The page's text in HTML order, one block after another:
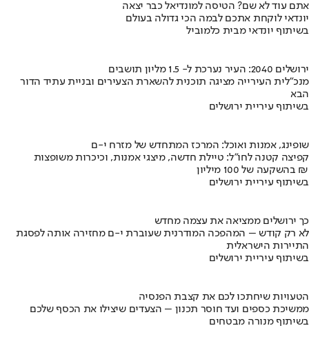
אתם עוד לא שם? הטיסה למונדיאל כבר יצאה
יונדאי לוקחת אתכם לבמה הכי גדולה בעולם
בשיתוף יונדאי מבית כלמוביל
ירושלים 2040: העיר נערכת ל- 1.5 מליון תושבים
מנכ"לית העירייה מציגה תוכנית להשארת הצעירים ובניית עתיד הדור
הבא
בשיתוף עיריית ירושלים
שופינג, אמנות ואוכל: המרכז המתחדש של מזרח י-ם
קפיצה קטנה לחו"ל: טיילת חדשה, מיצגי אמנות, וכיכרות משופצות
בהשקעה של 100 מיליון ₪
בשיתוף עיריית ירושלים
כך ירושלים ממציאה את עצמה מחדש
לא רק קודש – המהפכה המודרנית שעוברת י-ם מחזירה אותה לפסגת
התיירות הישראלית
בשיתוף עיריית ירושלים
הטעויות שיחתכו לכם את קצבת הפנסיה
ממשיכת כספים ועד חוסר תכנון – הצעדים שיצילו את הכסף שלכם
בשיתוף מנורה מבטחים